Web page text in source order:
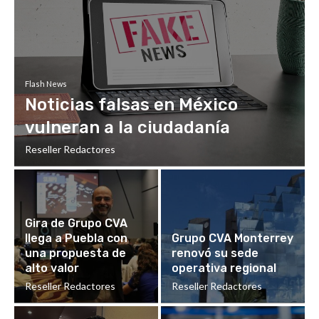
Flash News
Noticias falsas en México
vulneran a la ciudadanía
Reseller Redactores
Gira de Grupo CVA
llega a Puebla con
una propuesta de
alto valor
Reseller Redactores
Grupo CVA Monterrey
renovó su sede
operativa regional
Reseller Redactores